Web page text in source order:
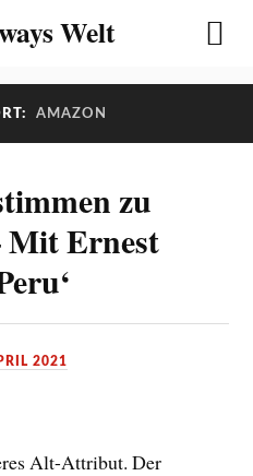
Welt
AMAZON
zu
Mit Ernest
2021